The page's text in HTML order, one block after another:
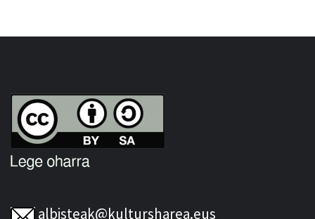
albisteak@kultursharea.eus